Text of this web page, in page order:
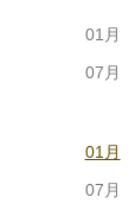
01月
07月
01月
07月